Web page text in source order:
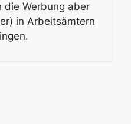
die Werbung aber
in Arbeitsämtern